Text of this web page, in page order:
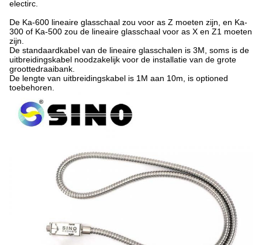
electirc.
De Ka-600 lineaire glasschaal zou voor as Z moeten zijn, en Ka-
300 of Ka-500 zou de lineaire glasschaal voor as X en Z1 moeten
zijn.
De standaardkabel van de lineaire glasschalen is 3M, soms is de
uitbreidingskabel noodzakelijk voor de installatie van de grote
groottedraaibank.
De lengte van uitbreidingskabel is 1M aan 10m, is optioned
toebehoren.